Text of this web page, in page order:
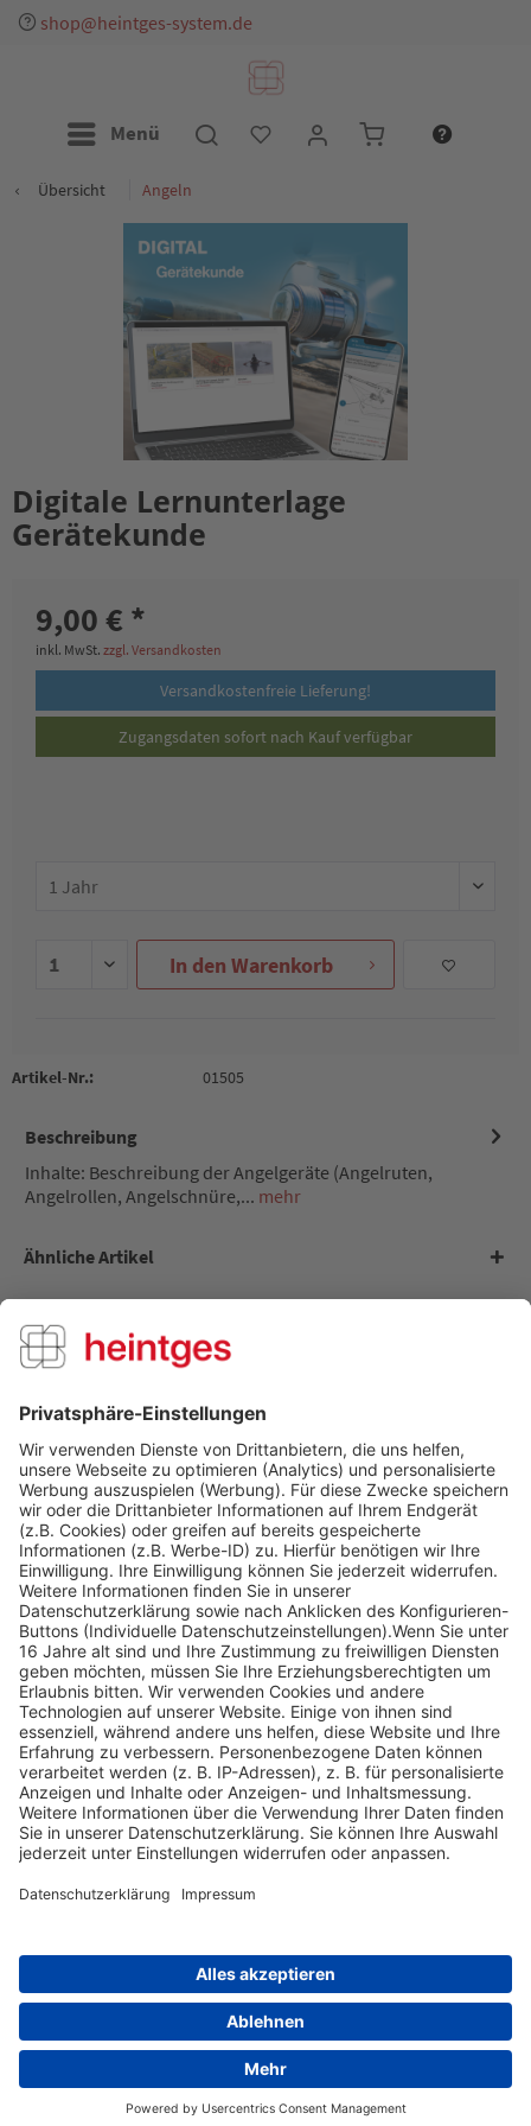
shop@heintges-system.de
Menü
Übersicht Angeln
Digitale Lernunterlage
Gerätekunde
9,00 € *
inkl. MwSt. zzgl. Versandkosten
Versandkostenfreie Lieferung!
Zugangsdaten sofort nach Kauf verfügbar
In den Warenkorb
Artikel-Nr.: 01505
Beschreibung
Inhalte: Beschreibung der Angelgeräte (Angelruten,
Angelrollen, Angelschnüre,... mehr
Ähnliche Artikel
Kunden haben sich ebenfalls angesehen
Über uns
Service Hotline
Shop Service
Informationen
Folge uns
Versandpartner
Zahlungsarten
Leopoldstr. 4, 95615 Marktredwitz • Tel.: +49 (0)9231 4198 • Fax: +49
(0)9231 4199 • E-Mail:kontakt@heintges-system.de
© Heintges Lehr- und Lernsystem GmbH
Theme & Design by Snapstrg